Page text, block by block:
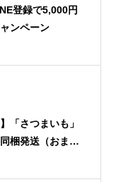
登録で5,000円
ンペーン
「さつまいも」
梱発送（おまと